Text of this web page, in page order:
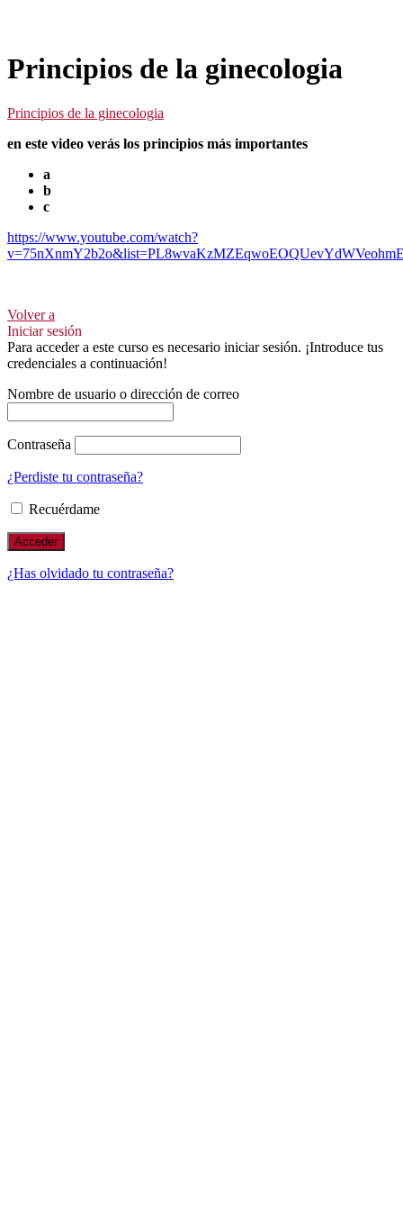
Principios de la ginecologia
Principios de la ginecologia
en este video verás los principios más importantes
a
b
c
https://www.youtube.com/watch?
Volver a
Iniciar sesión
Para acceder a este curso es necesario iniciar sesión. ¡Introduce tus
credenciales a continuación!
Nombre de usuario o dirección de correo
Contraseña
¿Perdiste tu contraseña?
Recuérdame
¿Has olvidado tu contraseña?